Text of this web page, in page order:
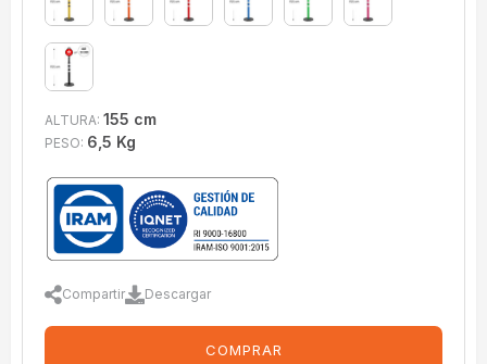
ALTURA: 155 cm
PESO: 6,5 Kg
Compartir Descargar
COMPRAR